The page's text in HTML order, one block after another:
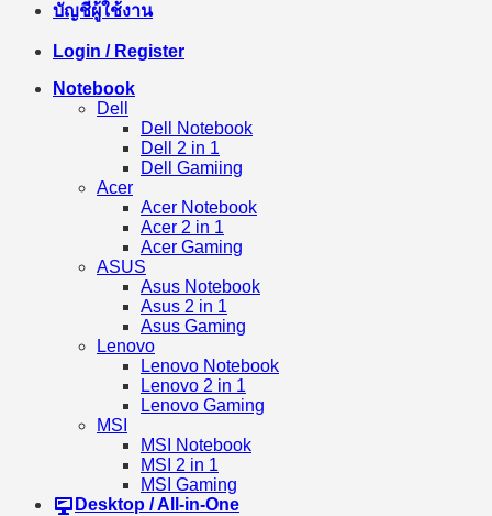
บัญชีผู้ใช้งาน
Login / Register
Notebook
Dell
Dell Notebook
Dell 2 in 1
Dell Gamiing
Acer
Acer Notebook
Acer 2 in 1
Acer Gaming
ASUS
Asus Notebook
Asus 2 in 1
Asus Gaming
Lenovo
Lenovo Notebook
Lenovo 2 in 1
Lenovo Gaming
MSI
MSI Notebook
MSI 2 in 1
MSI Gaming
Desktop / All-in-One